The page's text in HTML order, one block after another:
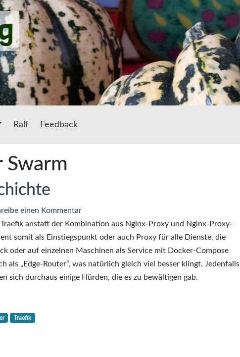
Ralf Feedback
Swarm
einen Kommentarzu
Eine
kleine
Traefik-
Geschichte
anstatt der Kombination aus Nginx-Proxy und Nginx-Proxy-
somit als Einstiegspunkt oder auch Proxy für alle Dienste, die
oder auf einzelnen Maschinen als Service mit Docker-Compose
als „Edge-Router“, was natürlich gleich viel besser klingt. Jedenfalls
sich durchaus einige Hürden, die es zu bewältigen gab.
Traefik